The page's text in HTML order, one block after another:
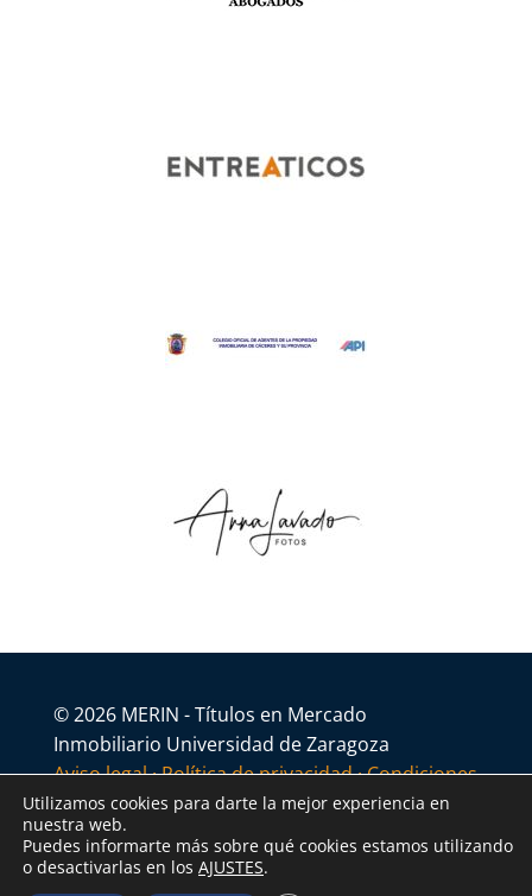
© 2026 MERIN - Títulos en Mercado
Inmobiliario Universidad de Zaragoza
Aviso legal·Política de privacidad·Condiciones
generales
Utilizamos cookies para darte la mejor experiencia en
nuestra web.
Puedes informarte más sobre qué cookies estamos utilizando
o desactivarlas en los AJUSTES.